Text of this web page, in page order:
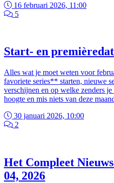
16 februari 2026, 11:00
5
Start- en
Alles wat je moet weten voor
favoriete series** starten, nieuwe
verschijnen en op welke zenders
hoogte en mis niets van deze
30 januari 2026, 10:00
2
Het Compleet
04, 2026